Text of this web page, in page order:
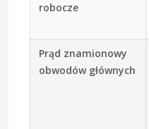
robocze
Prąd znamionowy
obwodów głównych